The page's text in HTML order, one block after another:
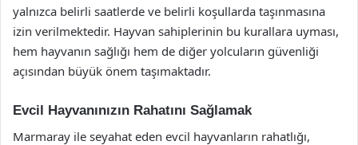
yalnızca belirli saatlerde ve belirli koşullarda taşınmasına
izin verilmektedir. Hayvan sahiplerinin bu kurallara uyması,
hem hayvanın sağlığı hem de diğer yolcuların güvenliği
açısından büyük önem taşımaktadır.
Evcil Hayvanınızın Rahatını Sağlamak
Marmaray ile seyahat eden evcil hayvanların rahatlığı,